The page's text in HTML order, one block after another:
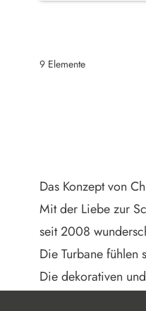
9 Elemente
Das Konzept von
Mit der Liebe zur
seit 2008
Die Turbane
Die dekorativen